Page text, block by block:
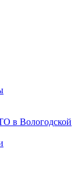
в Вологодской